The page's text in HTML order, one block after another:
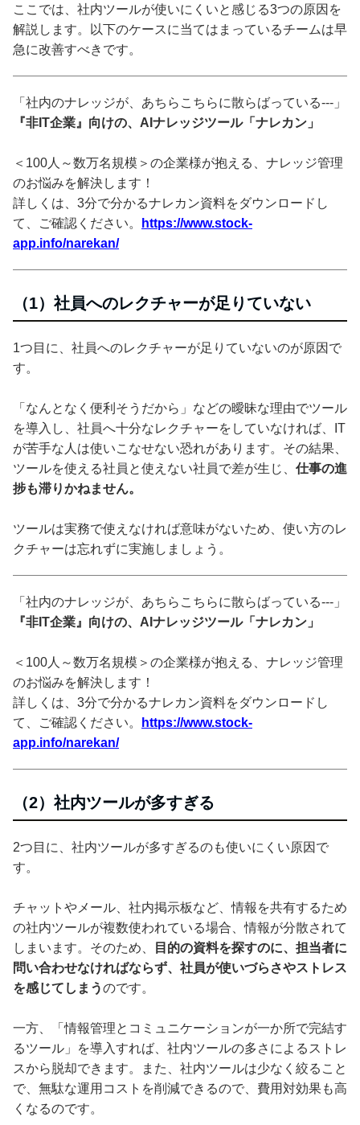
ここでは、社内ツールが使いにくいと感じる3つの原因を
解説します。以下のケースに当てはまっているチームは早
急に改善すべきです。
「社内のナレッジが、あちらこちらに散らばっている---」
『非IT企業』向けの、AIナレッジツール「ナレカン」
＜100人～数万名規模＞の企業様が抱える、ナレッジ管理
のお悩みを解決します！
詳しくは、3分で分かるナレカン資料をダウンロードし
て、ご確認ください。
https://www.stock-
app.info/narekan/
（1）社員へのレクチャーが足りていない
1つ目に、社員へのレクチャーが足りていないのが原因で
す。
「なんとなく便利そうだから」などの曖昧な理由でツール
を導入し、社員へ十分なレクチャーをしていなければ、IT
が苦手な人は使いこなせない恐れがあります。その結果、
ツールを使える社員と使えない社員で差が生じ、 仕事の進
捗も滞りかねません。
ツールは実務で使えなければ意味がないため、使い方のレ
クチャーは忘れずに実施しましょう。
「社内のナレッジが、あちらこちらに散らばっている---」
『非IT企業』向けの、AIナレッジツール「ナレカン」
＜100人～数万名規模＞の企業様が抱える、ナレッジ管理
のお悩みを解決します！
詳しくは、3分で分かるナレカン資料をダウンロードし
て、ご確認ください。
https://www.stock-
app.info/narekan/
（2）社内ツールが多すぎる
2つ目に、社内ツールが多すぎるのも使いにくい原因で
す。
チャットやメール、社内掲示板など、情報を共有するため
の社内ツールが複数使われている場合、情報が分散されて
しまいます。そのため、
目的の資料を探すのに、担当者に
問い合わせなければならず、社員が使いづらさやストレス
を感じてしまうのです。
一方、「情報管理とコミュニケーションが一か所で完結す
るツール」を導入すれば、社内ツールの多さによるストレ
スから脱却できます。また、社内ツールは少なく絞ること
で、無駄な運用コストを削減できるので、費用対効果も高
くなるのです。